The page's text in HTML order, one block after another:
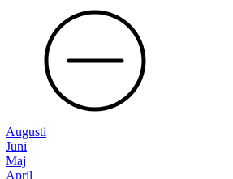
Augusti
Juni
Maj
April